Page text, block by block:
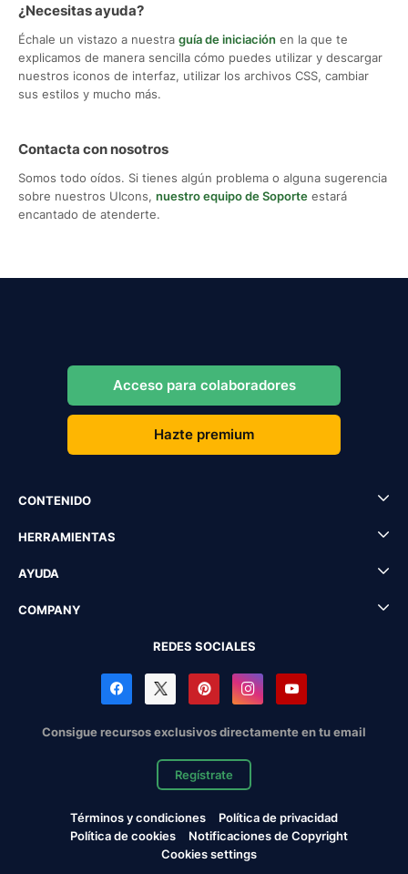
¿Necesitas ayuda?
Échale un vistazo a nuestra guía de iniciación en la que te
explicamos de manera sencilla cómo puedes utilizar y descargar
nuestros iconos de interfaz, utilizar los archivos CSS, cambiar
sus estilos y mucho más.
Contacta con nosotros
Somos todo oídos. Si tienes algún problema o alguna sugerencia
sobre nuestros UIcons, nuestro equipo de Soporte estará
encantado de atenderte.
Acceso para colaboradores
Hazte premium
CONTENIDO
HERRAMIENTAS
AYUDA
COMPANY
REDES SOCIALES
Consigue recursos exclusivos directamente en tu email
Regístrate
Términos y condiciones
Política de privacidad
Política de cookies
Notificaciones de Copyright
Cookies settings